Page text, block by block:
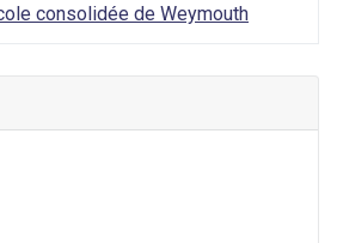
consolidée de Weymouth